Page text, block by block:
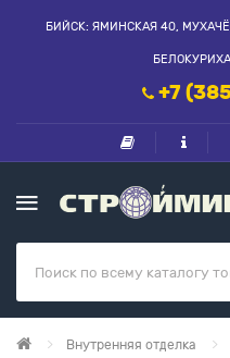
БИЙСК: ЯМИНСКАЯ 40,
+7
Внутренняя отделка